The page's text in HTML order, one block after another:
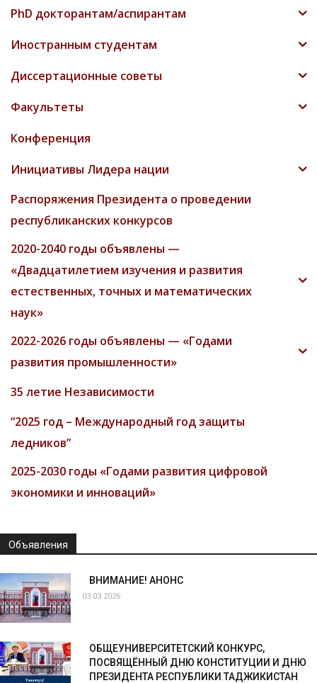
PhD докторантам/аспирантам
Иностранным студентам
Диссертационные советы
Факультеты
Конференция
Инициативы Лидера нации
Распоряжения Президента о проведении
республиканских конкурсов
2020-2040 годы объявлены —
«Двадцатилетием изучения и развития
естественных, точных и математических
наук»
2022-2026 годы объявлены — «Годами
развития промышленности»
35 летие Независимости
“2025 год – Международный год защиты
ледников”
2025-2030 годы «Годами развития цифровой
экономики и инноваций»
Объявления
ВНИМАНИЕ! АНОНС
03.03.2026
ОБЩЕУНИВЕРСИТЕТСКИЙ КОНКУРС,
ПОСВЯЩЁННЫЙ ДНЮ КОНСТИТУЦИИ И ДНЮ
ПРЕЗИДЕНТА РЕСПУБЛИКИ ТАДЖИКИСТАН